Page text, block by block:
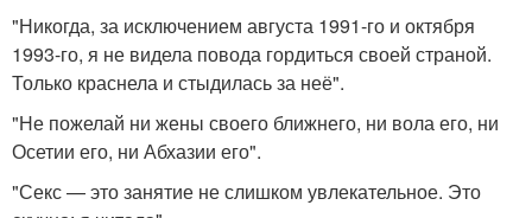
"Никогда, за исключением августа 1991-го и октября
1993-го, я не видела повода гордиться своей страной.
Только краснела и стыдилась за неё".
"Не пожелай ни жены своего ближнего, ни вола его, ни
Осетии его, ни Абхазии его".
"Секс — это занятие не слишком увлекательное. Это